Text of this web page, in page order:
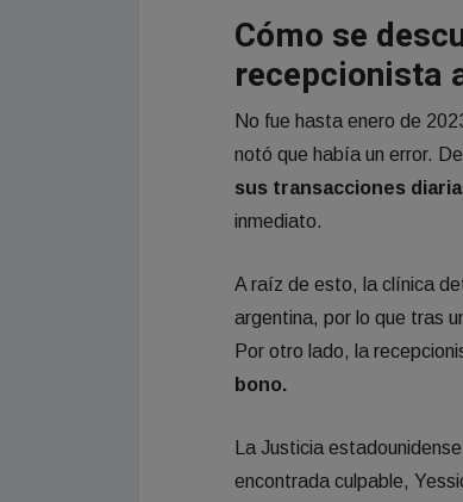
Cómo se
recepcionista
No fue hasta enero de
notó que había un error.
sus transacciones
inmediato.
A raíz de esto, la clínica
argentina, por lo que tras
Por otro lado, la
bono.
La Justicia
encontrada culpable,